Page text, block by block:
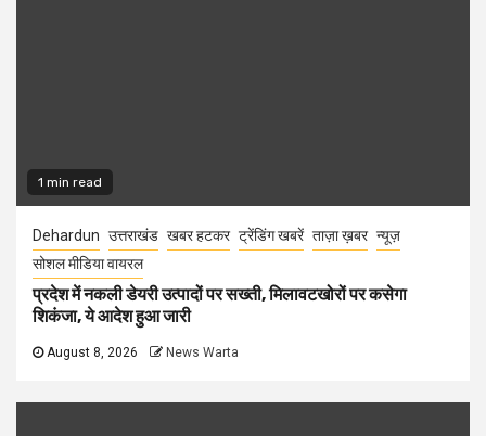
1 min read
Dehardun उत्तराखंड खबर हटकर ट्रेंडिंग खबरें ताज़ा ख़बर न्यूज़
सोशल मीडिया वायरल
प्रदेश में नकली डेयरी उत्पादों पर सख्ती, मिलावटखोरों पर कसेगा
शिकंजा, ये आदेश हुआ जारी
August 8, 2026 News Warta